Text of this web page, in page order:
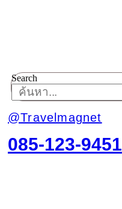
Search
@Travelmagnet
085-123-9451